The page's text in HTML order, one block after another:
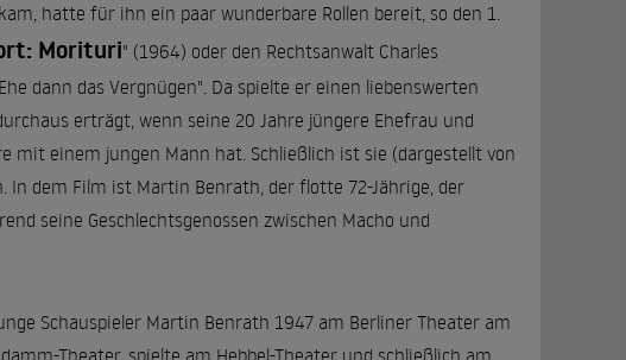
hatte für ihn ein paar wunderbare Rollen bereit, so den 1.
Morituri" (1964) oder den Rechtsanwalt Charles
dann das Vergnügen". Da spielte er einen liebenswerten
erträgt, wenn seine 20 Jahre jüngere Ehefrau und
einem jungen Mann hat. Schließlich ist sie (dargestellt von
dem Film ist Martin Benrath, der flotte 72-Jährige, der
seine Geschlechtsgenossen zwischen Macho und
Schauspieler Martin Benrath 1947 am Berliner Theater am
Theater, spielte am Hebbel-Theater und schließlich am